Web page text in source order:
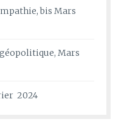
bis Mars
Mars
2024